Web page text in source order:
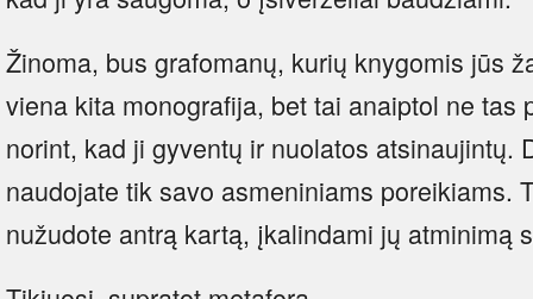
Žinoma, bus grafomanų, kurių knygomis jūs
viena kita monografija, bet tai anaiptol ne tas
norint, kad ji gyventų ir nuolatos atsinaujintų.
naudojate tik savo asmeniniams poreikiams.
nužudote antrą kartą, įkalindami jų atminimą